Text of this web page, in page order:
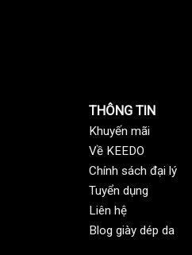
THÔNG TIN
Khuyến mãi
Về KEEDO
Chính sách đại lý
Tuyển dụng
Liên hệ
Blog giày dép da